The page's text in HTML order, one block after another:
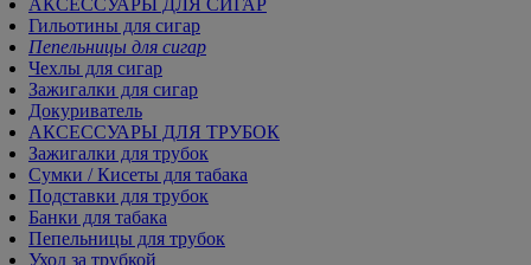
Гильотины для сигар
Пепельницы для сигар
Чехлы для сигар
Зажигалки для сигар
Докуриватель
АКСЕССУАРЫ ДЛЯ ТРУБОК
Зажигалки для трубок
Сумки / Кисеты для табака
Подставки для трубок
Банки для табака
Пепельницы для трубок
Уход за трубкой